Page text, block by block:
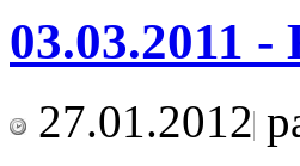
03.03.2011
27.01.2012